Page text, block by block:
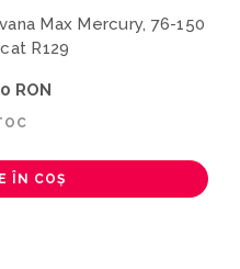
Max Mercury, 76-150
R129
RON
ÎN COȘ